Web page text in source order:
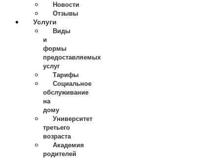
Новости
Отзывы
Услуги
Виды
и
формы
предоставляемых
услуг
Тарифы
Социальное
обслуживание
на
дому
Университет
третьего
возраста
Академия
родителей